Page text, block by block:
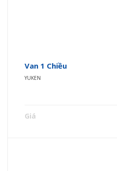
Van 1 Chiều
YUKEN
Giá